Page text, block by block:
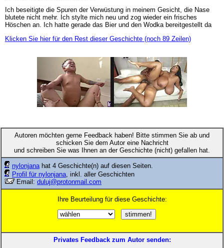
Ich beseitigte die Spuren der Verwüstung in meinem Gesicht, die Nase
blutete nicht mehr. Ich stylte mich neu und zog wieder ein frisches
Höschen an. Ich hatte gerade das Bier und den Wodka bereitgestellt da
Klicken Sie hier für den Rest dieser Geschichte (noch 89 Zeilen)
Autoren möchten gerne Feedback haben! Bitte stimmen Sie ab und
schicken Sie dem Autor eine Nachricht
und schreiben Sie was Ihnen an der Geschichte (nicht) gefallen hat.
nylonjanahat 4 Geschichte(n) auf diesen Seiten.
Profil für nylonjana, inkl. aller Geschichten
Email: duluj@protonmail.com
Ihre Beurteilung für diese Geschichte:
Privates Feedback zum Autor senden: